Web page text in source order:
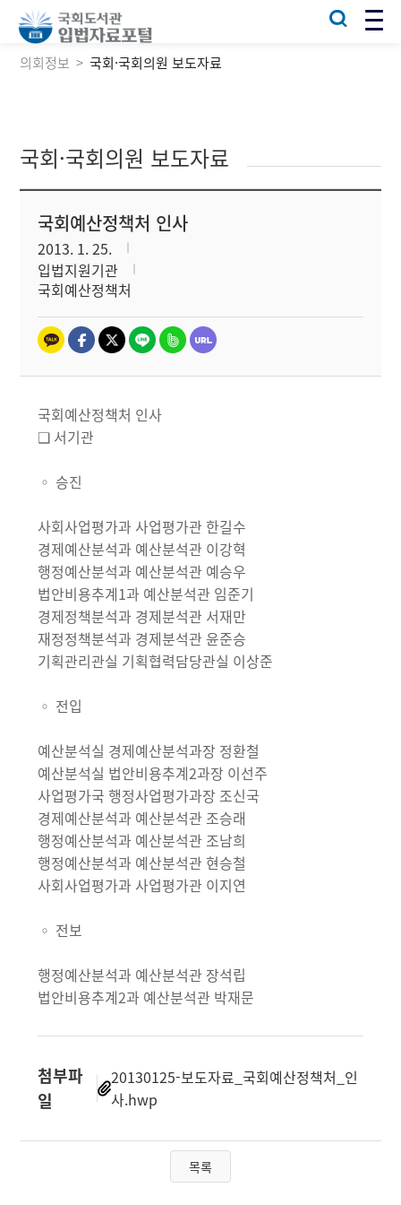
의회정보 국회·국회의원 보도자료
국회·국회의원 보도자료
국회예산정책처 인사
2013. 1. 25.
입법지원기관
국회예산정책처
국회예산정책처 인사
❑ 서기관
◦ 승진
사회사업평가과 사업평가관 한길수
경제예산분석과 예산분석관 이강혁
행정예산분석과 예산분석관 예승우
법안비용추계1과 예산분석관 임준기
경제정책분석과 경제분석관 서재만
재정정책분석과 경제분석관 윤준승
기획관리관실 기획협력담당관실 이상준
◦ 전입
예산분석실 경제예산분석과장 정환철
예산분석실 법안비용추계2과장 이선주
사업평가국 행정사업평가과장 조신국
경제예산분석과 예산분석관 조승래
행정예산분석과 예산분석관 조남희
행정예산분석과 예산분석관 현승철
사회사업평가과 사업평가관 이지연
◦ 전보
행정예산분석과 예산분석관 장석립
법안비용추계2과 예산분석관 박재문
첨부파
일
20130125-보도자료_국회예산정책처_인
사.hwp
목록